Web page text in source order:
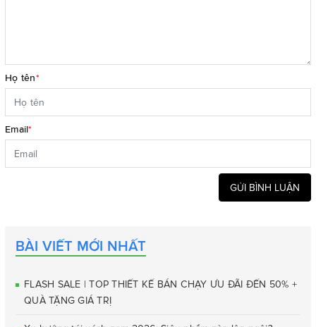
Họ tên*
Email*
GỬI BÌNH LUẬN
BÀI VIẾT MỚI NHẤT
FLASH SALE | TOP THIẾT KẾ BÁN CHẠY ƯU ĐÃI ĐẾN 50% +
QUÀ TẶNG GIÁ TRỊ